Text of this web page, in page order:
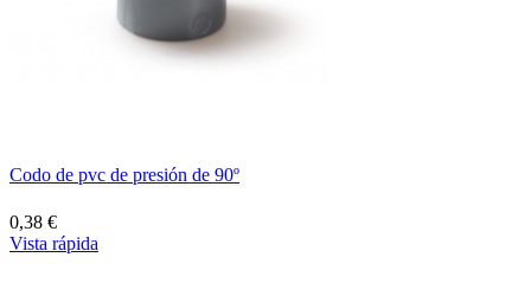
Codo de pvc de presión de 90º
0,38 €
Vista rápida